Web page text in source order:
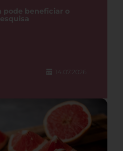
pode beneficiar o
14.07.2026